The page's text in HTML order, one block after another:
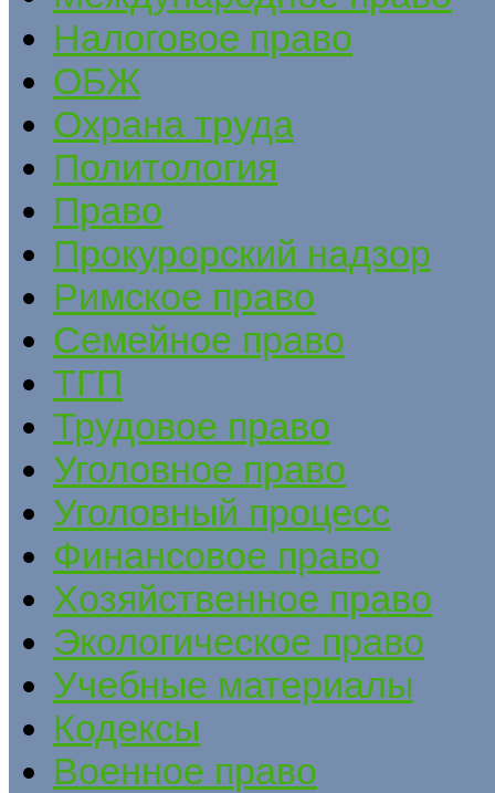
Налоговое право
ОБЖ
Охрана труда
Политология
Право
Прокурорский надзор
Римское право
Семейное право
ТГП
Трудовое право
Уголовное право
Уголовный процесс
Финансовое право
Хозяйственное право
Экологическое право
Учебные материалы
Кодексы
Военное право